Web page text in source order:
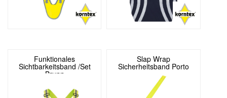
Funktionales
Sichtbarkeitsband /Set
Brunn
Slap Wrap
Sicherheitsband Porto